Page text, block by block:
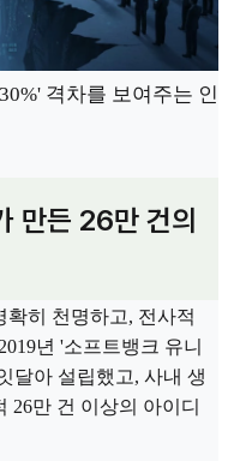
격차를 보여주는 인
만든 26만 건의
히 천명하고, 전사적
년 '소프트뱅크 유니
달아 설립했고, 사내 생
26만 건 이상의 아이디